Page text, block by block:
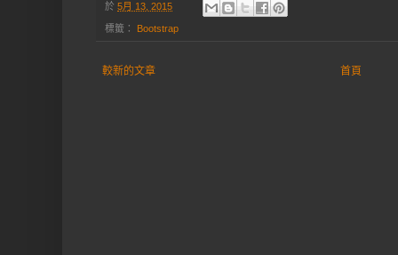
於 5月 13, 2015
標籤： Bootstrap
較新的文章 首頁